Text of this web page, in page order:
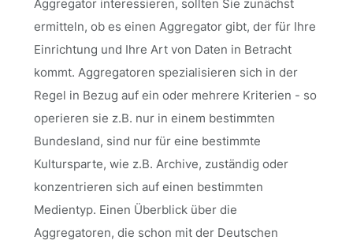
Aggregator interessieren, sollten Sie zunächst
ermitteln, ob es einen Aggregator gibt, der für Ihre
Einrichtung und Ihre Art von Daten in Betracht
kommt. Aggregatoren spezialisieren sich in der
Regel in Bezug auf ein oder mehrere Kriterien - so
operieren sie z.B. nur in einem bestimmten
Bundesland, sind nur für eine bestimmte
Kultursparte, wie z.B. Archive, zuständig oder
konzentrieren sich auf einen bestimmten
Medientyp. Einen Überblick über die
Aggregatoren, die schon mit der Deutschen